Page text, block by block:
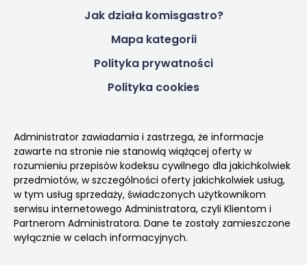
Jak działa komisgastro?
Mapa kategorii
Polityka prywatności
Polityka cookies
Administrator zawiadamia i zastrzega, że informacje
zawarte na stronie nie stanowią wiążącej oferty w
rozumieniu przepisów kodeksu cywilnego dla jakichkolwiek
przedmiotów, w szczególności oferty jakichkolwiek usług,
w tym usług sprzedaży, świadczonych użytkownikom
serwisu internetowego Administratora, czyli Klientom i
Partnerom Administratora. Dane te zostały zamieszczone
wyłącznie w celach informacyjnych.